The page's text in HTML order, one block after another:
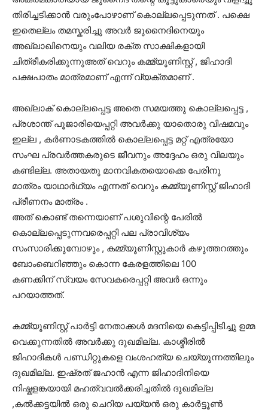
തിരിച്ചടിക്കാൻ വരുംപോഴാണ് കൊല്ലപ്പെടുന്നത് . പക്ഷെ
ഇതെല്ലം തമസ്കരിച്ചു അവർ ജുനൈദിനെയും
അഖ്‌ലാഖിനെയും വലിയ രക്ത സാക്ഷികളായി
ചിത്രീകരിക്കുന്നുഅത് വെറും കമ്മ്യൂണിസ്റ്റ് , ജിഹാദി
പക്ഷപാതം മാത്രമാണ് എന്ന് വ്യക്തമാണ് .
അഖ്‌ലാക് കൊല്ലപ്പെട്ട അതെ സമയത്തു കൊല്ലപ്പെട്ട ,
പ്രശാന്ത് പൂജാരിയെപ്പറ്റി അവർക്കു യാതൊരു വിഷമവും
ഇല്ല , കർണാടകത്തിൽ കൊല്ലപ്പെട്ട മറ്റ് എത്രയോ
സംഘ പ്രവർത്തകരുടെ ജീവനും അദ്ദേഹം ഒരു വിലയും
കണ്ടില്ല. അതായതു മാനവികതയൊക്കെ പേരിനു
മാത്രം യാഥാർഥ്യം എന്നത് വെറും കമ്മ്യൂണിസ്റ്റ് ജിഹാദി
പ്രീണനം മാത്രം .
അത് കൊണ്ട് തന്നെയാണ് പശുവിന്റെ പേരിൽ
കൊല്ലപ്പെടുന്നവരെപ്പറ്റി പല പ്രാവിശ്യം
സംസാരിക്കുമ്പോഴും , കമ്മ്യൂണിസ്റ്റുകാർ കഴുത്തറത്തും
ബോംബെറിഞ്ഞും കൊന്ന കേരളത്തിലെ 100
കണക്കിന് സ്വയം സേവകരെപ്പറ്റി അവർ ഒന്നും
പറയാത്തത്.
കമ്മ്യൂണിസ്റ്റ് പാർട്ടി നേതാക്കൾ മദനിയെ കെട്ടിപ്പിടിച്ചു ഉമ്മ
വെക്കുന്നതിൽ അവർക്കു ദുഖമില്ല. കാശ്മീരിൽ
ജിഹാദികൾ പണ്ഡിറ്റുകളെ വംശഹത്യ ചെയ്യുന്നത്തിലും
ദുഖമില്ല. ഇഷ്രത് ജഹാൻ എന്ന ജിഹാദിനിയെ
നിഷ്കളങ്കയായി മഹത്വവൽക്കരിച്ചതിൽ ദുഖമില്ല
,കൽക്കട്ടയിൽ ഒരു ചെറിയ പയ്യൻ ഒരു കാർട്ടൂൺ